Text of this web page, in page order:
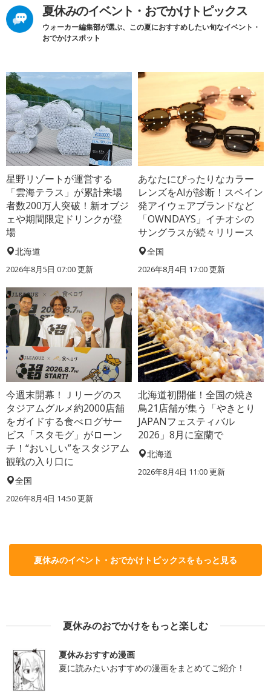
夏休みのイベント・おでかけトピックス
ウォーカー編集部が選ぶ、この夏におすすめしたい旬なイベント・
おでかけスポット
星野リゾートが運営する
「雲海テラス」が累計来場
者数200万人突破！新オブジ
ェや期間限定ドリンクが登
場
北海道
2026年8月5日 07:00更新
あなたにぴったりなカラー
レンズをAIが診断！スペイン
発アイウェアブランドなど
「OWNDAYS」イチオシの
サングラスが続々リリース
全国
2026年8月4日 17:00更新
今週末開幕！Ｊリーグのス
タジアムグルメ約2000店舗
をガイドする食べログサー
ビス「スタモグ」がローン
チ！“おいしい”をスタジアム
観戦の入り口に
全国
2026年8月4日 14:50更新
北海道初開催！全国の焼き
鳥21店舗が集う「やきとり
JAPANフェスティバル
2026」8月に室蘭で
北海道
2026年8月4日 11:00更新
夏休みのイベント・おでかけトピックスをもっと見る
夏休みのおでかけをもっと楽しむ
夏休みおすすめ漫画
夏に読みたいおすすめの漫画をまとめてご紹介！